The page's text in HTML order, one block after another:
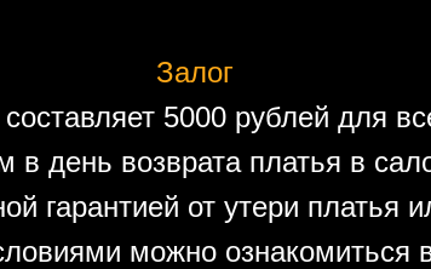
Залог
5000 рублей для
в день возврата платья в
гарантией от утери платья
можно ознакомиться